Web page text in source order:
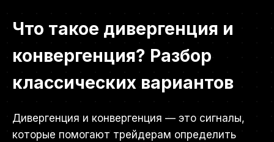
Что такое дивергенция и
конвергенция? Разбор
классических вариантов
Дивергенция и конвергенция — это сигналы,
которые помогают трейдерам определить